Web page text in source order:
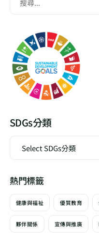
SDGs分類
熱門標籤
健康與福祉 優質教育
夥伴關係 宣傳與推廣